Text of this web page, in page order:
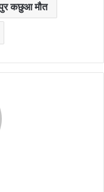
कछुआ मौत